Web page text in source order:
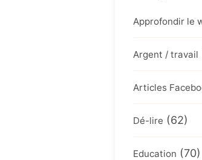
Approfondir le
Argent / travail
Articles
Dé-lire (62)
Education (70)